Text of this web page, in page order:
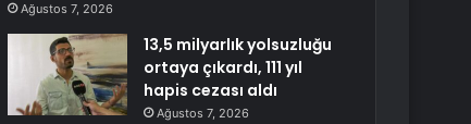
Ağustos 7, 2026
13,5 milyarlık yolsuzluğu
ortaya çıkardı, 111 yıl
hapis cezası aldı
Ağustos 7, 2026